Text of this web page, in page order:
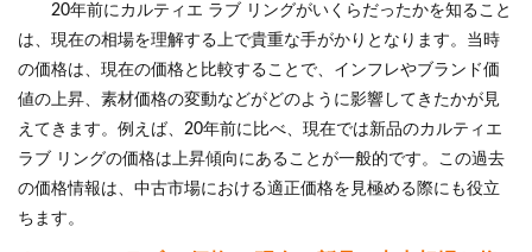
20年前にカルティエ ラブ リングがいくらだったかを知ること
は、現在の相場を理解する上で貴重な手がかりとなります。当時
の価格は、現在の価格と比較することで、インフレやブランド価
値の上昇、素材価格の変動などがどのように影響してきたかが見
えてきます。例えば、20年前に比べ、現在では新品のカルティエ
ラブ リングの価格は上昇傾向にあることが一般的です。この過去
の価格情報は、中古市場における適正価格を見極める際にも役立
ちます。